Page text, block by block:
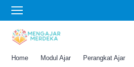
Home Modul Ajar Perangkat Ajar
BERANDA
Modul Ajar Deep Learning
Kelas
Joko Umbaran